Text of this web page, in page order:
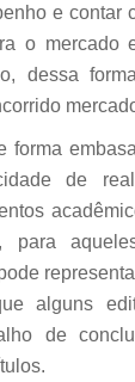
e contar
o mercado
dessa
forma
de
para
alguns
de